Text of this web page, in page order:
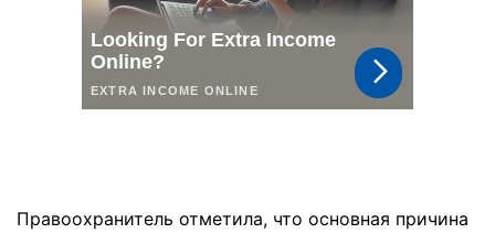
Правоохранитель отметила, что основная причина